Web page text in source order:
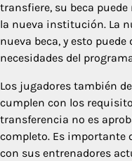
transfiere, su beca
la nueva institución. La
nueva beca, y esto
necesidades del
Los jugadores también
cumplen con los
transferencia no es
completo. Es importante
con sus entrenadores